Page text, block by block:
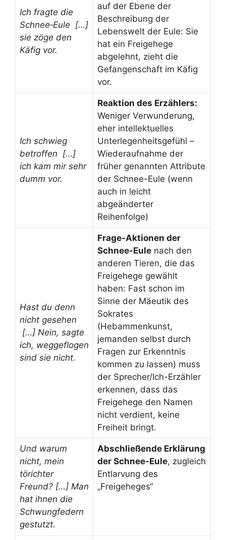
Ich fragte die
Schnee‑Eule […]
sie zöge den
Käfig vor.
auf der Ebene der
Beschreibung der
Lebenswelt der Eule: Sie
hat ein Freigehege
abgelehnt, zieht die
Gefangenschaft im Käfig
vor.
Ich schwieg
betroffen […]
ich kam mir sehr
dumm vor.
Reaktion des Erzählers:
Weniger Verwunderung,
eher intellektuelles
Unterlegenheitsgefühl –
Wiederaufnahme der
früher genannten Attribute
der Schnee-Eule (wenn
auch in leicht
abgeänderter
Reihenfolge)
Hast du denn
nicht gesehen
[…] Nein, sagte
ich, weggeflogen
sind sie nicht.
Frage-Aktionen der
Schnee-Eule nach den
anderen Tieren, die das
Freigehege gewählt
haben: Fast schon im
Sinne der Mäeutik des
Sokrates
(Hebammenkunst,
jemanden selbst durch
Fragen zur Erkenntnis
kommen zu lassen) muss
der Sprecher/Ich-Erzähler
erkennen, dass das
Freigehege den Namen
nicht verdient, keine
Freiheit bringt.
Und warum
nicht, mein
törichter
Freund? […] Man
hat ihnen die
Schwungfedern
gestutzt.
Abschließende Erklärung
der Schnee-Eule, zugleich
Entlarvung des
„Freigeheges“